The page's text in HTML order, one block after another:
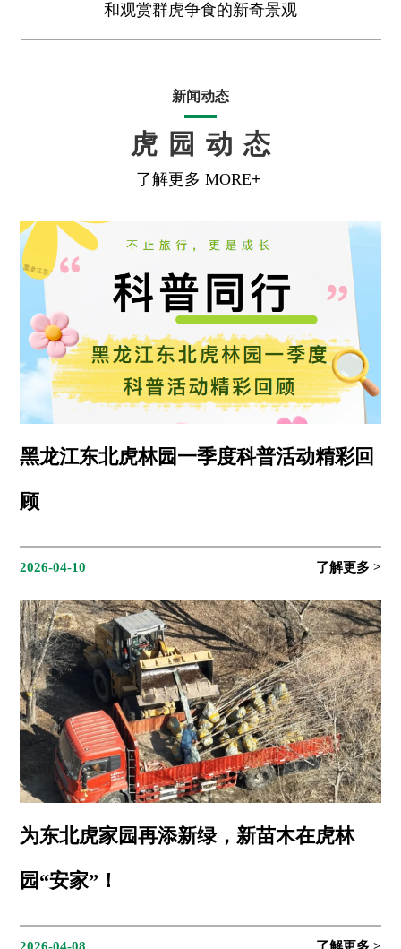
和观赏群虎争食的新奇景观
新闻动态
虎园动态
黑龙江东北虎林园一季度科普活动精彩回
顾
2026-04-10
为东北虎家园再添新绿，新苗木在虎林
园“安家”！
2026-04-08